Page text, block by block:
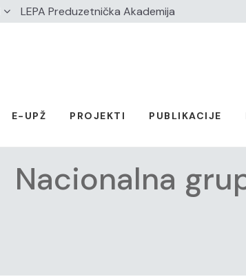
LEPA Preduzetnička Akademija
E-UPŽ PROJEKTI PUBLIKACIJE
Nacionalna